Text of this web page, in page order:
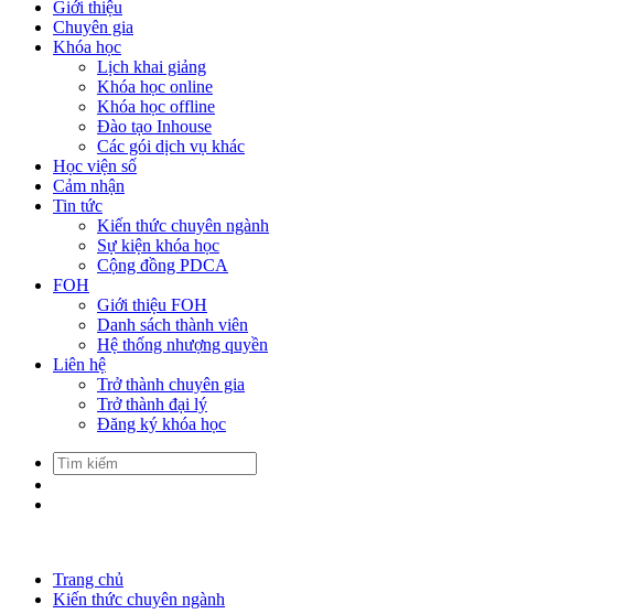
Giới thiệu
Chuyên gia
Khóa học
Lịch khai giảng
Khóa học online
Khóa học offline
Đào tạo Inhouse
Các gói dịch vụ khác
Học viện số
Cảm nhận
Tin tức
Kiến thức chuyên ngành
Sự kiện khóa học
Cộng đồng PDCA
FOH
Giới thiệu FOH
Danh sách thành viên
Hệ thống nhượng quyền
Liên hệ
Trở thành chuyên gia
Trở thành đại lý
Đăng ký khóa học
Trang chủ
Kiến thức chuyên ngành